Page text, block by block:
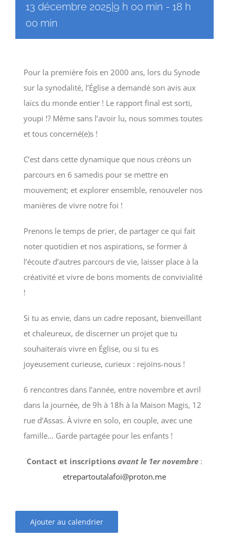
13 décembre 2025|9 h 00 min - 18 h
00 min
Pour la première fois en 2000 ans, lors du Synode
sur la synodalité, l’Église a demandé son avis aux
laïcs du monde entier ! Le rapport final est sorti,
youpi !? Même sans l’avoir lu, nous sommes toutes
et tous concerné(e)s !
C’est dans cette dynamique que nous créons un
parcours en 6 samedis pour se mettre en
mouvement; et explorer ensemble, renouveler nos
manières de vivre notre foi !
Prenons le temps de prier, de partager ce qui fait
noter quotidien et nos aspirations, se former à
l’écoute d’autres parcours de vie, laisser place à la
créativité et vivre de bons moments de convivialité
!
Si tu as envie, dans un cadre reposant, bienveillant
et chaleureux, de discerner un projet que tu
souhaiterais vivre en Église, ou si tu es
joyeusement curieuse, curieux : rejoins-nous !
6 rencontres dans l’année, entre novembre et avril
dans la journée, de 9h à 18h à la Maison Magis, 12
rue d’Assas. À vivre en solo, en couple, avec une
famille… Garde partagée pour les enfants !
Contact et inscriptions avant le 1er novembre :
etrepartoutalafoi@proton.me
Ajouter au calendrier